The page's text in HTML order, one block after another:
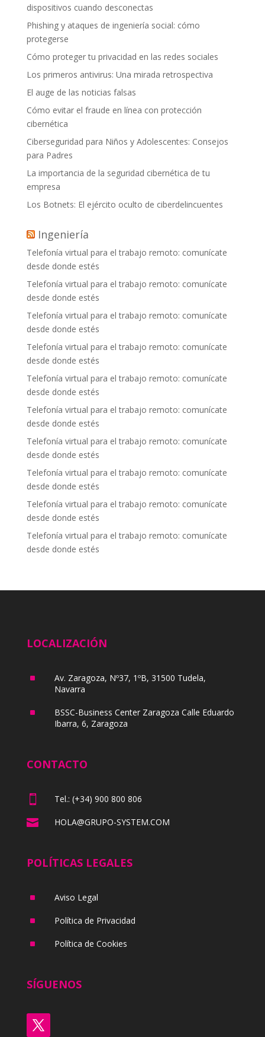
dispositivos cuando desconectas
Phishing y ataques de ingeniería social: cómo
protegerse
Cómo proteger tu privacidad en las redes sociales
Los primeros antivirus: Una mirada retrospectiva
El auge de las noticias falsas
Cómo evitar el fraude en línea con protección
cibernética
Ciberseguridad para Niños y Adolescentes: Consejos
para Padres
La importancia de la seguridad cibernética de tu
empresa
Los Botnets: El ejército oculto de ciberdelincuentes
Ingeniería
Telefonía virtual para el trabajo remoto: comunícate
desde donde estés
Telefonía virtual para el trabajo remoto: comunícate
desde donde estés
Telefonía virtual para el trabajo remoto: comunícate
desde donde estés
Telefonía virtual para el trabajo remoto: comunícate
desde donde estés
Telefonía virtual para el trabajo remoto: comunícate
desde donde estés
Telefonía virtual para el trabajo remoto: comunícate
desde donde estés
Telefonía virtual para el trabajo remoto: comunícate
desde donde estés
Telefonía virtual para el trabajo remoto: comunícate
desde donde estés
Telefonía virtual para el trabajo remoto: comunícate
desde donde estés
Telefonía virtual para el trabajo remoto: comunícate
desde donde estés
LOCALIZACIÓN
^
Av. Zaragoza, Nº37, 1ºB, 31500 Tudela,
Navarra
^
BSSC-Business Center Zaragoza Calle Eduardo
Ibarra, 6, Zaragoza
CONTACTO
 Tel.: (+34) 900 800 806
 HOLA@GRUPO-SYSTEM.COM
POLÍTICAS LEGALES
^ Aviso Legal
^ Política de Privacidad
^ Política de Cookies
SÍGUENOS